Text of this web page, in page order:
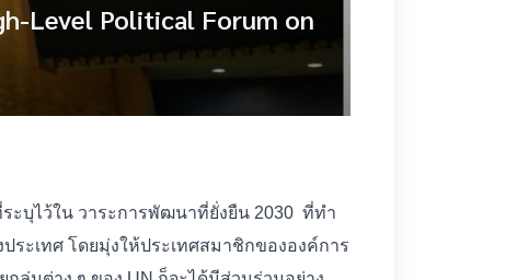
Level Political Forum on
ะบุไว้ใน วาระการพัฒนาที่ยั่งยืน 2030 ที่ทำ
ะเทศ โดยมุ่งให้ประเทศสมาชิกขององค์การ